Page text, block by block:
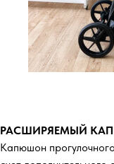
РАСШИРЯЕМЫЙ
Капюшон